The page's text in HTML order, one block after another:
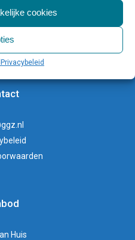
cookies
Privacybeleid
platform
Huis